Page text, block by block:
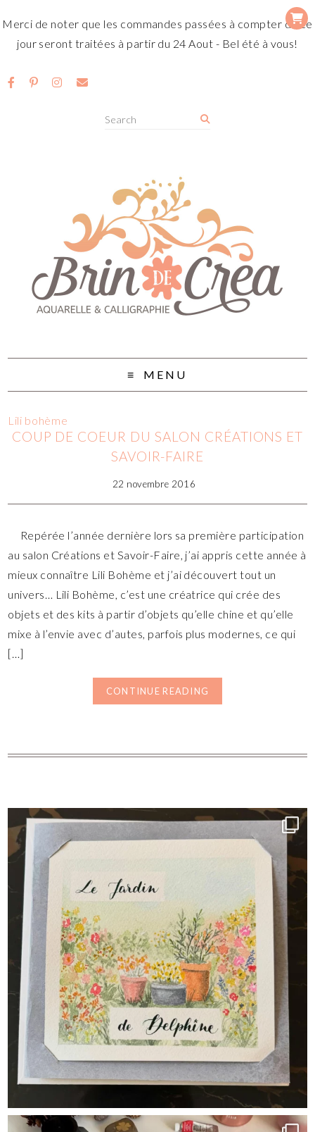
Merci de noter que les commandes passées à compter de ce
jour seront traitées à partir du 24 Aout - Bel été à vous!
MENU
Lili bohème
COUP DE COEUR DU SALON CRÉATIONS ET
SAVOIR-FAIRE
22 novembre 2016
Repérée l’année dernière lors sa première participation
au salon Créations et Savoir-Faire, j’ai appris cette année à
mieux connaître Lili Bohème et j’ai découvert tout un
univers… Lili Bohème, c’est une créatrice qui crée des
objets et des kits à partir d’objets qu’elle chine et qu’elle
mixe à l’envie avec d’autes, parfois plus modernes, ce qui
[…]
CONTINUE READING